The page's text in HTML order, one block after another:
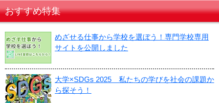
おすすめ特集
めざせる仕事から学校を選ぼう！専門学校専用
サイトを公開しました
大学×SDGs 2025 私たちの学びを社会の課題か
ら探そう！